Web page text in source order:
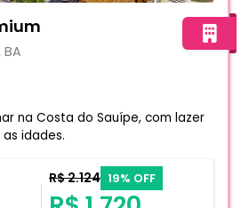
na Costa do Sauípe, com lazer
idades.
R$ 2.124 19% OFF